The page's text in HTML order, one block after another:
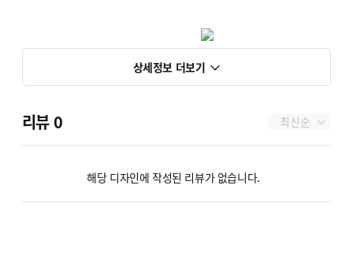
상세정보 더보기
리뷰0 최신순
해당 디자인에 작성된 리뷰가 없습니다.